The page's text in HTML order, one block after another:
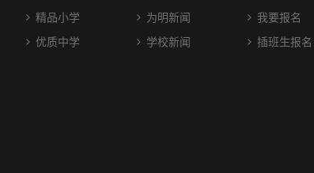
精品小学
优质中学
为明新闻
学校新闻
我要报名
插班生报名